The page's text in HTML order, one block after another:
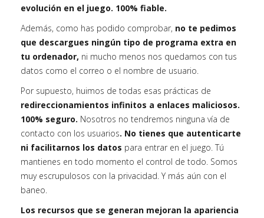
evolución en el juego. 100% fiable.
Además, como has podido comprobar, no te pedimos
que descargues ningún tipo de programa extra en
tu ordenador, ni mucho menos nos quedamos con tus
datos como el correo o el nombre de usuario.
Por supuesto, huimos de todas esas prácticas de
redireccionamientos infinitos a enlaces maliciosos.
100% seguro. Nosotros no tendremos ninguna vía de
contacto con los usuarios. No tienes que autenticarte
ni facilitarnos los datos para entrar en el juego. Tú
mantienes en todo momento el control de todo. Somos
muy escrupulosos con la privacidad. Y más aún con el
baneo.
Los recursos que se generan mejoran la apariencia